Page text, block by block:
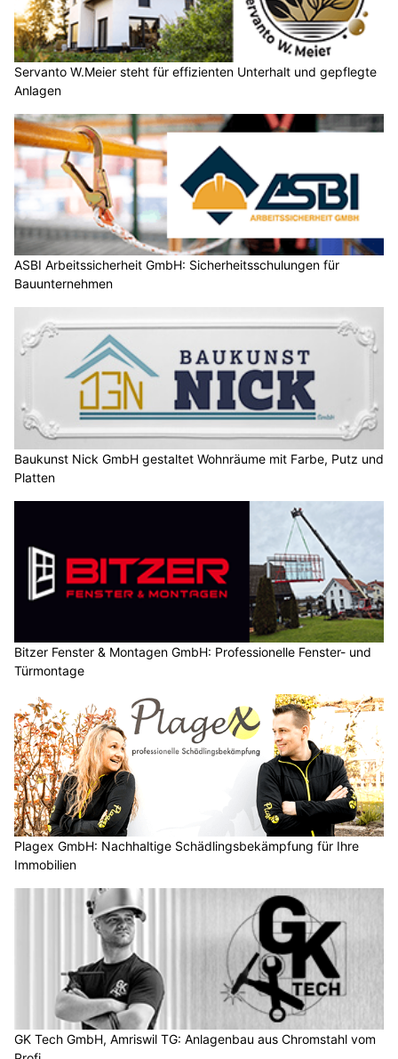
Servanto W.Meier steht für effizienten Unterhalt und gepflegte
Anlagen
ASBI Arbeitssicherheit GmbH: Sicherheitsschulungen für
Bauunternehmen
Baukunst Nick GmbH gestaltet Wohnräume mit Farbe, Putz und
Platten
Bitzer Fenster & Montagen GmbH: Professionelle Fenster- und
Türmontage
Plagex GmbH: Nachhaltige Schädlingsbekämpfung für Ihre
Immobilien
GK Tech GmbH, Amriswil TG: Anlagenbau aus Chromstahl vom